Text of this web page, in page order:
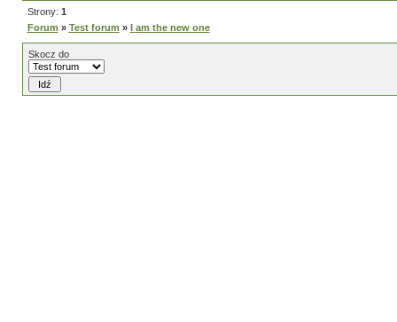
Strony: 1
Forum » Test forum » I am the new one
Skocz do